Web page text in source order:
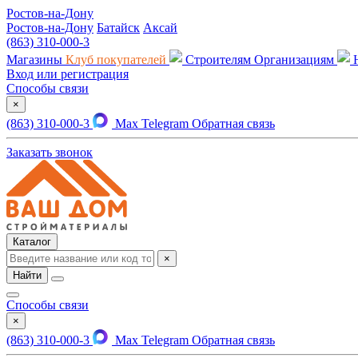
Ростов-на-Дону
Ростов-на-Дону Батайск Аксай
(863) 310-000-3
Магазины Клуб покупателей Строителям Организациям
Вход или регистрация
Способы связи
×
(863) 310-000-3 Max Telegram Обратная связь
Заказать звонок
Каталог
×
Найти
Способы связи
×
(863) 310-000-3 Max Telegram Обратная связь